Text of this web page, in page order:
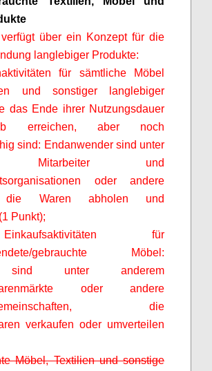
über ein Konzept für die
langlebiger Produkte:
für sämtliche Möbel
und sonstiger langlebiger
das Ende ihrer Nutzungsdauer
erreichen, aber noch
sind: Endanwender sind unter
Mitarbeiter und
oder andere
die Waren abholen und
Punkt);
für
gebrauchte Möbel:
sind unter anderem
oder andere
Gemeinschaften, die
verkaufen oder umverteilen
Möbel, Textilien und sonstige